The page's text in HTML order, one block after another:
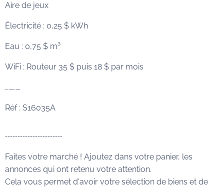
Aire de jeux
Électricité : 0,25 $ kWh
Eau : 0,75 $ m³
WiFi : Routeur 35 $ puis 18 $ par mois
………….
Réf : S16035A
-----------------------
Faites votre marché ! Ajoutez dans votre panier, les
annonces qui ont retenu votre attention.
Cela vous permet d'avoir votre sélection de biens et de